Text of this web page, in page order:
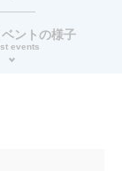
ントの様子
events